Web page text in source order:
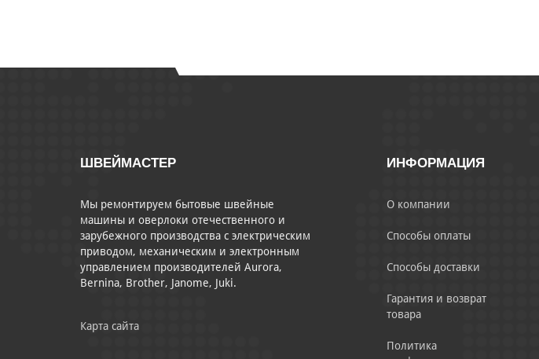
ШВЕЙМАСТЕР
Мы ремонтируем бытовые швейные
машины и оверлоки отечественного и
зарубежного производства с электрическим
приводом, механическим и электронным
управлением производителей Aurora,
Bernina, Brother, Janome, Juki.
Карта сайта
ИНФОРМАЦИЯ
О компании
Способы оплаты
Способы доставки
Гарантия и возврат
товара
Политика